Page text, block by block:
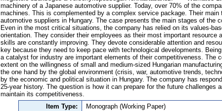
machinery of a Japanese automotive supplier. Today, over 70% of the
machines. This is complemented by a complex service package. Their
automotive suppliers in Hungary. The case presents the main stages of the
Even in the most critical situations, the company has relied on its values-
orientation. They consider their employees as their most important resource
skills are constantly improving. They devote considerable attention and
key because they need to keep pace with technological developments.
a catalyst for industry are important elements of their competitiveness. The
extent on the willingness of small and medium-sized Hungarian
the one hand by the global environment (crisis, war, automotive trends,
by the economic and political situation in Hungary. The company has
25-year history. The question is how it can prepare for the future challenges
maintain its competitiveness.
Item Type:
Monograph (Working Paper)